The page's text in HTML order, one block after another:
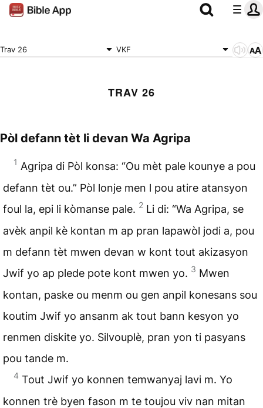
Trav 26 VKF
TRAV 26
Pòl defann tèt li devan Wa Agripa
1 Agripa di Pòl konsa: “Ou mèt pale kounye a pou
defann tèt ou.” Pòl lonje men l pou atire atansyon
foul la, epi li kòmanse pale. 2 Li di: “Wa Agripa, se
avèk anpil kè kontan m ap pran lapawòl jodi a, pou
m defann tèt mwen devan w kont tout akizasyon
Jwif yo ap plede pote kont mwen yo. 3 Mwen
kontan, paske ou menm ou gen anpil konesans sou
koutim Jwif yo ansanm ak tout bann kesyon yo
renmen diskite yo. Silvouplè, pran yon ti pasyans
pou tande m.
4 Tout Jwif yo konnen temwanyaj lavi m. Yo
konnen trè byen fason m te toujou viv nan mitan